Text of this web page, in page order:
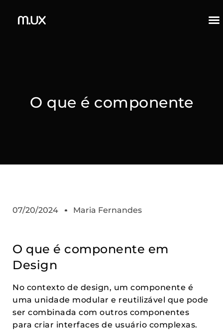
O que é componente
07/20/2024 Maria Fernandes
O que é componente em
Design
No contexto de design, um componente é
uma unidade modular e reutilizável que pode
ser combinada com outros componentes
para criar interfaces de usuário complexas.